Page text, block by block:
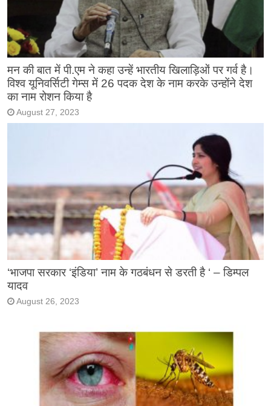
मन की बात में पी.एम ने कहा उन्हें भारतीय खिलाड़िओं पर गर्व है।
विश्व यूनिवर्सिटी गेम्स में 26 पदक देश के नाम करके उन्होंने देश
का नाम रोशन किया है
August 27, 2023
‘भाजपा सरकार ‘इंडिया’ नाम के गठबंधन से डरती है ‘ – डिम्पल
यादव
August 26, 2023